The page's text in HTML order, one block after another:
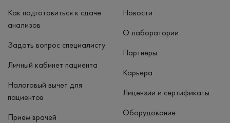
Как подготовиться к сдаче
анализов
Задать вопрос специалисту
Личный кабинет пациента
Налоговый вычет для
пациентов
Приём врачей
Новости
О лаборатории
Партнеры
Карьера
Лицензии и сертификаты
Оборудование